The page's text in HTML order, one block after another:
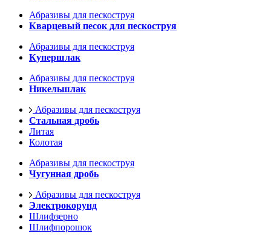
Абразивы для пескоструя
Кварцевый песок для пескоструя
Абразивы для пескоструя
Купершлак
Абразивы для пескоструя
Никельшлак
Абразивы для пескоструя
Стальная дробь
Литая
Колотая
Абразивы для пескоструя
Чугунная дробь
Абразивы для пескоструя
Электрокорунд
Шлифзерно
Шлифпорошок